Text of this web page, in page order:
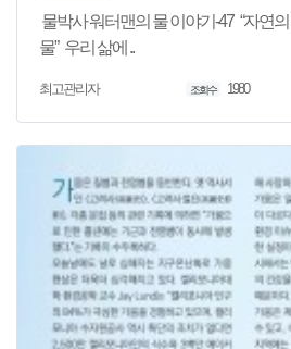
물박사 워터맨의 물 이야기-47 “자연
물” 우리 삶에 ..
최고관리자 조회수 1980